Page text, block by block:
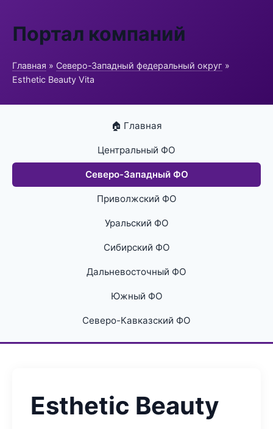
Портал компаний
Главная » Северо-Западный федеральный округ »
Esthetic Beauty Vita
🏠 Главная
Центральный ФО
Северо-Западный ФО
Приволжский ФО
Уральский ФО
Сибирский ФО
Дальневосточный ФО
Южный ФО
Северо-Кавказский ФО
Esthetic Beauty